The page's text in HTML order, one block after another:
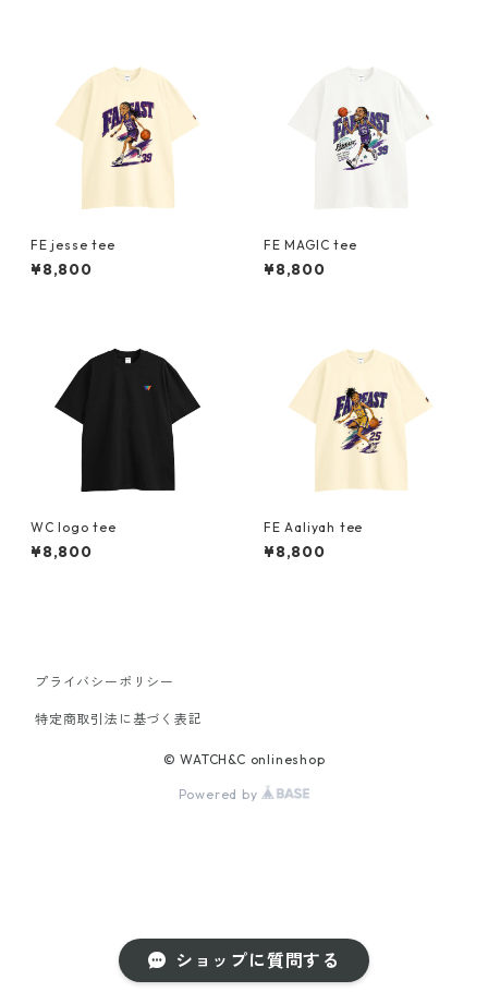
ショップに質問する
FE jesse tee
¥8,800
FE MAGIC tee
¥8,800
WC logo tee
¥8,800
FE Aaliyah tee
¥8,800
プライバシーポリシー
特定商取引法に基づく表記
© WATCH&C onlineshop
Powered by